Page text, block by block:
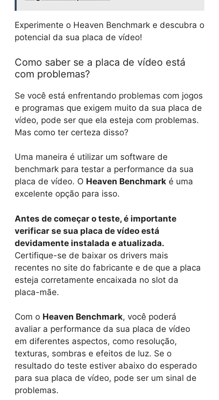
Experimente o Heaven Benchmark e descubra o
potencial da sua placa de vídeo!
Como saber se a placa de vídeo está
com problemas?
Se você está enfrentando problemas com jogos
e programas que exigem muito da sua placa de
vídeo, pode ser que ela esteja com problemas.
Mas como ter certeza disso?
Uma maneira é utilizar um software de
benchmark para testar a performance da sua
placa de vídeo. O Heaven Benchmark é uma
excelente opção para isso.
Antes de começar o teste, é importante
verificar se sua placa de vídeo está
devidamente instalada e atualizada.
Certifique-se de baixar os drivers mais
recentes no site do fabricante e de que a placa
esteja corretamente encaixada no slot da
placa-mãe.
Com o Heaven Benchmark, você poderá
avaliar a performance da sua placa de vídeo
em diferentes aspectos, como resolução,
texturas, sombras e efeitos de luz. Se o
resultado do teste estiver abaixo do esperado
para sua placa de vídeo, pode ser um sinal de
problemas.